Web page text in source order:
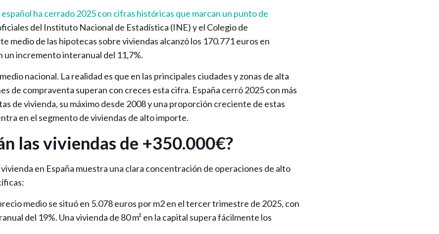
ha cerrado 2025 con cifras históricas que marcan un punto de
del Instituto Nacional de Estadística (INE) y el Colegio de
medio de las hipotecas sobre viviendas alcanzó los 170.771 euros en
un incremento interanual del 11,7%.
nacional. La realidad es que en las principales ciudades y zonas de alta
de compraventa superan con creces esta cifra. España cerró 2025 con más
de vivienda, su máximo desde 2008 y una proporción creciente de estas
en el segmento de viviendas de alto importe.
las viviendas de +350.000€?
vivienda en España muestra una clara concentración de operaciones de alto
medio se situó en 5.078 euros por m2 en el tercer trimestre de 2025, con
del 19%. Una vivienda de 80 m² en la capital supera fácilmente los